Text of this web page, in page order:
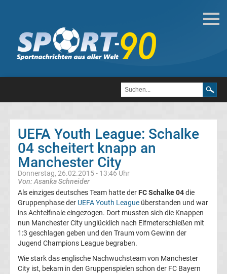
Fußball
Bundesliga
3.
Liga
DFB-
Pokal
Champions
League
UEFA Youth League: Schalke
04 scheitert knapp an
Manchester City
Donnerstag, 26.02.2015 - 13:46 Uhr
Von: Asanka Schneider
Als einziges deutsches Team hatte der FC Schalke 04die
Gruppenphase der UEFA Youth League überstanden und war
ins Achtelfinale eingezogen. Dort mussten sich die Knappen
nun Manchester City unglücklich nach Elfmeterschießen mit
1:3 geschlagen geben und den Traum vom Gewinn der
Jugend Champions League begraben.
Wie stark das englische Nachwuchsteam von Manchester
City ist, bekam in den Gruppenspielen schon der FC Bayern